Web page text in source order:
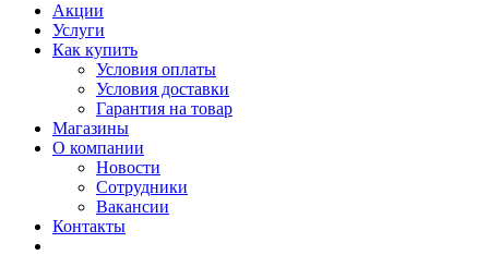
Акции
Услуги
Как купить
Условия оплаты
Условия доставки
Гарантия на товар
Магазины
О компании
Новости
Сотрудники
Вакансии
Контакты